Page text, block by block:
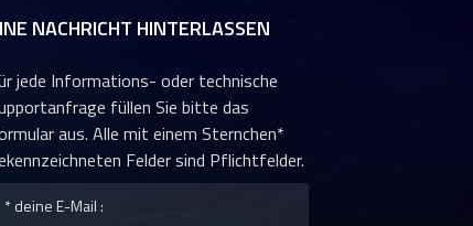
NACHRICHT HINTERLASSEN
jede Informations- oder technische
füllen Sie bitte das
aus. Alle mit einem Sternchen*
Felder sind Pflichtfelder.